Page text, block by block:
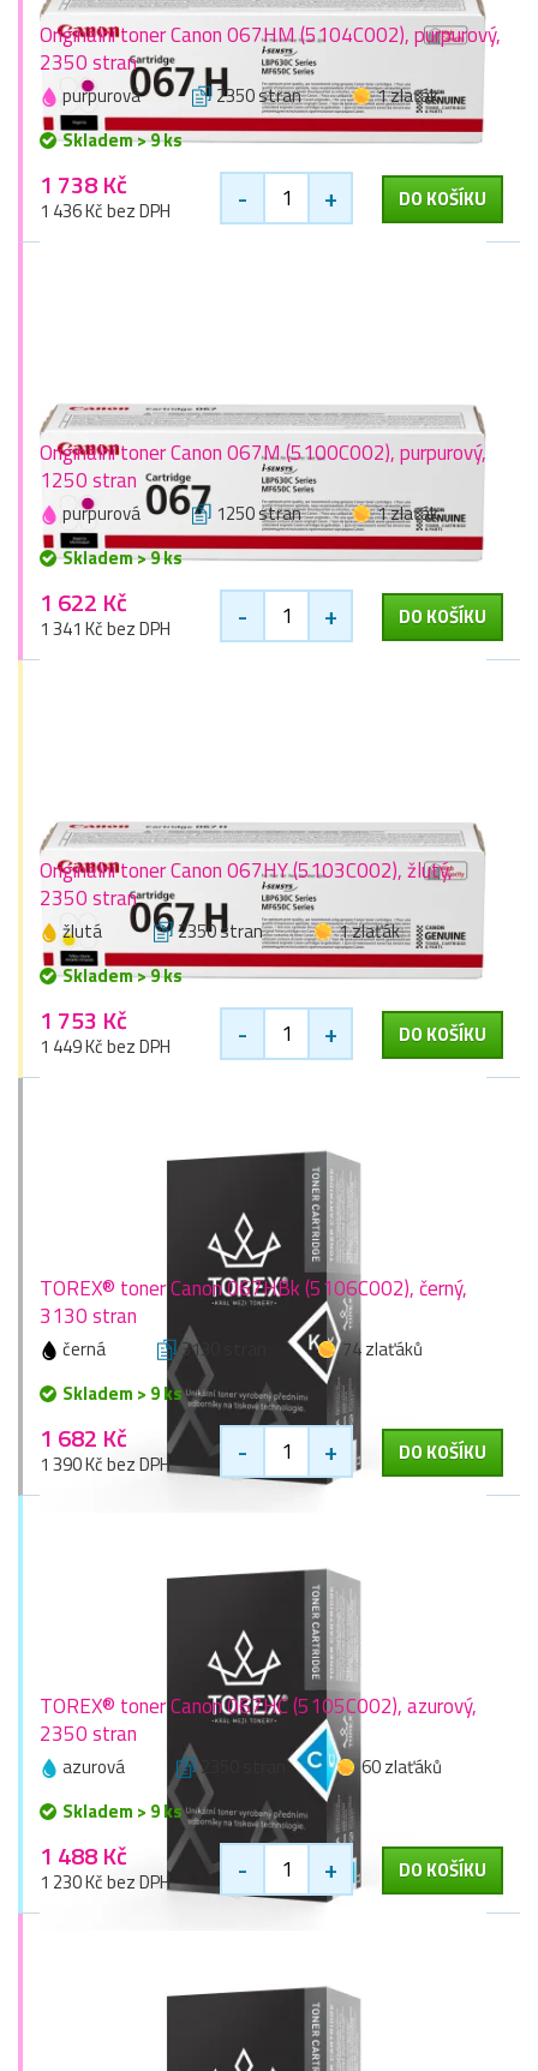
Originální toner Canon 067HM (5104C002), purpurový,
2350 stran
purpurová 2350 stran
1 zlaťák
Skladem > 9 ks
1 738 Kč
1 436 Kč bez DPH - + DO KOŠÍKU
Originální toner Canon 067M (5100C002), purpurový,
1250 stran
purpurová 1250 stran
1 zlaťák
Skladem > 9 ks
1 622 Kč
1 341 Kč bez DPH - + DO KOŠÍKU
Originální toner Canon 067HY (5103C002), žlutý,
2350 stran
žlutá 2350 stran
1 zlaťák
Skladem > 9 ks
1 753 Kč
1 449 Kč bez DPH - + DO KOŠÍKU
TOREX® toner Canon 067HBk (5106C002), černý,
3130 stran
černá 3130 stran
74 zlaťáků
Skladem > 9 ks
1 682 Kč
1 390 Kč bez DPH - + DO KOŠÍKU
TOREX® toner Canon 067HC (5105C002), azurový,
2350 stran
azurová 2350 stran
60 zlaťáků
Skladem > 9 ks
1 488 Kč
1 230 Kč bez DPH - + DO KOŠÍKU